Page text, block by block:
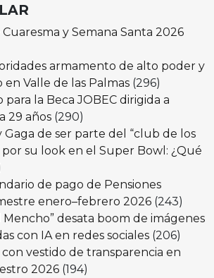
y Semana Santa 2026
armamento de alto poder y
Valle de las Palmas (296)
la Beca JOBEC dirigida a
29 años (290)
Gaga de ser parte del “club de los
por su look en el Super Bowl: ¿Qué
de pago de Pensiones
enero–febrero 2026 (243)
desata boom de imágenes
con IA en redes sociales (206)
con vestido de transparencia en
2026 (194)